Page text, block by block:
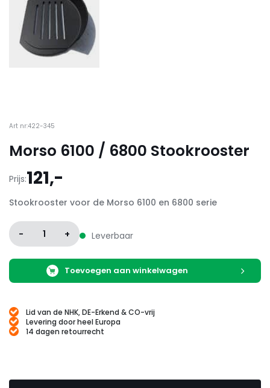
Art nr:422-345
Morso 6100 / 6800 Stookrooster
Prijs:121,-
Stookrooster voor de Morso 6100 en 6800 serie
- 1 + Leverbaar
Toevoegen aan winkelwagen
Lid van de NHK, DE-Erkend & CO-vrij
Levering door heel Europa
14 dagen retourrecht